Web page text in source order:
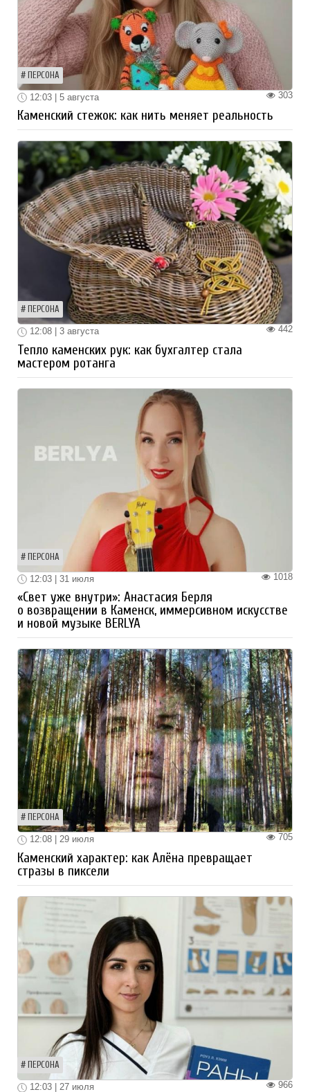
ПЕРСОНА
303
12:03 | 5 августа
Каменский стежок: как нить меняет реальность
ПЕРСОНА
442
12:08 | 3 августа
Тепло каменских рук: как бухгалтер стала
мастером ротанга
ПЕРСОНА
1018
12:03 | 31 июля
«Свет уже внутри»: Анастасия Берля
о возвращении в Каменск, иммерсивном искусстве
и новой музыке BERLYA
ПЕРСОНА
705
12:08 | 29 июля
Каменский характер: как Алёна превращает
стразы в пиксели
ПЕРСОНА
966
12:03 | 27 июля